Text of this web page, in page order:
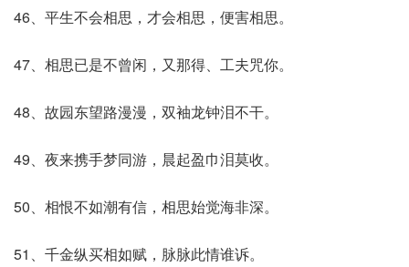
46、平生不会相思，才会相思，便害相思。
47、相思已是不曾闲，又那得、工夫咒你。
48、故园东望路漫漫，双袖龙钟泪不干。
49、夜来携手梦同游，晨起盈巾泪莫收。
50、相恨不如潮有信，相思始觉海非深。
51、千金纵买相如赋，脉脉此情谁诉。